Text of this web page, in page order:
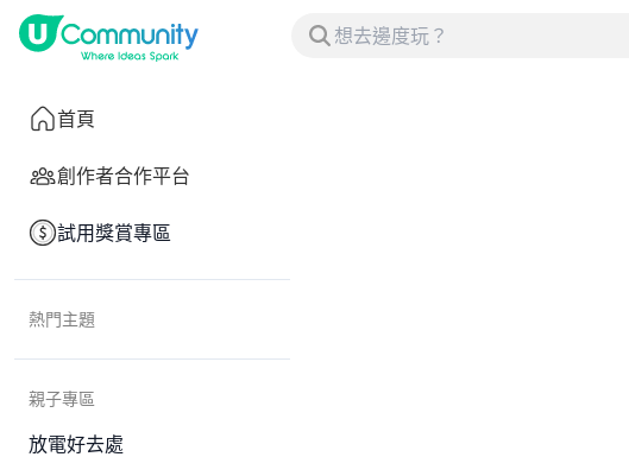
首頁
創作者合作平台
試用獎賞專區
熱門主題
親子專區
放電好去處